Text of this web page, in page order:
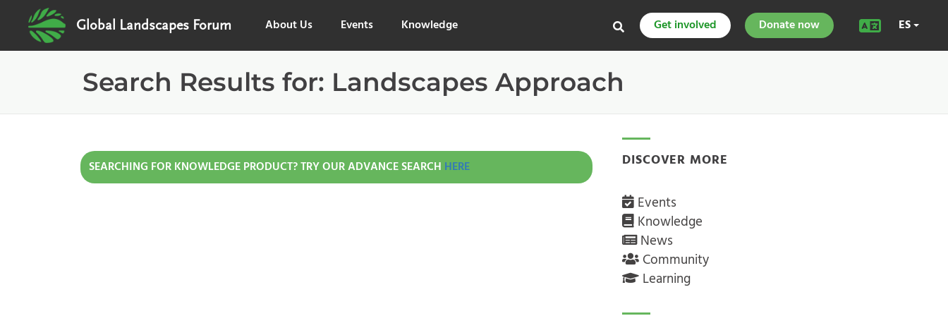
Global Landscapes Forum About Us Events Knowledge Get involved Donate now ES
Search Results for: Landscapes Approach
SEARCHING FOR KNOWLEDGE PRODUCT? TRY OUR ADVANCE SEARCH HERE DISCOVER MORE
Events
Knowledge
News
Community
Learning